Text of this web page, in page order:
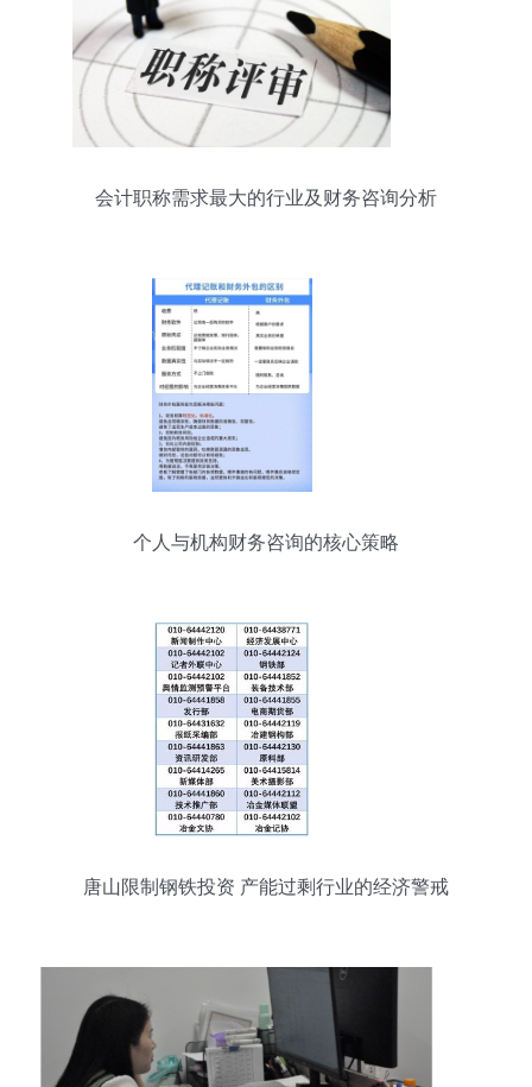
会计职称需求最大的行业及财务咨询分析
个人与机构财务咨询的核心策略
唐山限制钢铁投资 产能过剩行业的经济警戒